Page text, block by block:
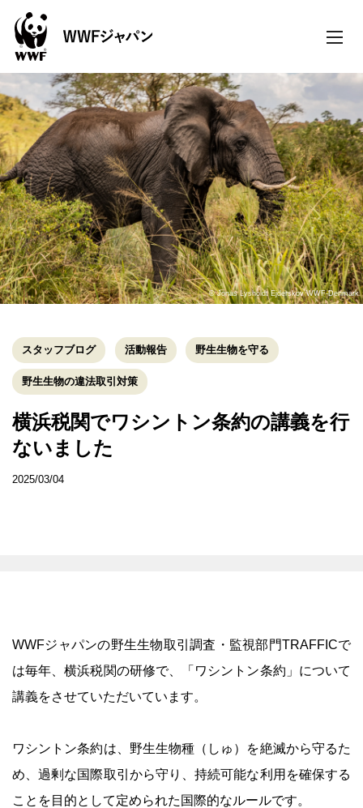
toggle
© Jonas Lysholdt Ejderskov WWF-Denmark
スタッフブログ 活動報告 野生生物を守る
野生生物の違法取引対策
横浜税関でワシントン条約の講義を行
ないました
2025/03/04
WWFジャパンの野生生物取引調査・監視部門TRAFFICで
は毎年、横浜税関の研修で、「ワシントン条約」について
講義をさせていただいています。
ワシントン条約は、野生生物種（しゅ）を絶滅から守るた
め、過剰な国際取引から守り、持続可能な利用を確保する
ことを目的として定められた国際的なルールです。